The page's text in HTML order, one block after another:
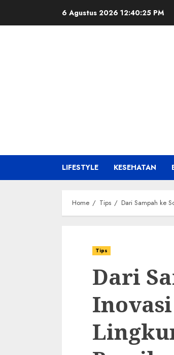
6 Agustus 2026 12:40:26 PM
LIFESTYLE KESEHATAN
Home Tips Dari Sampah ke
Tips
Dari